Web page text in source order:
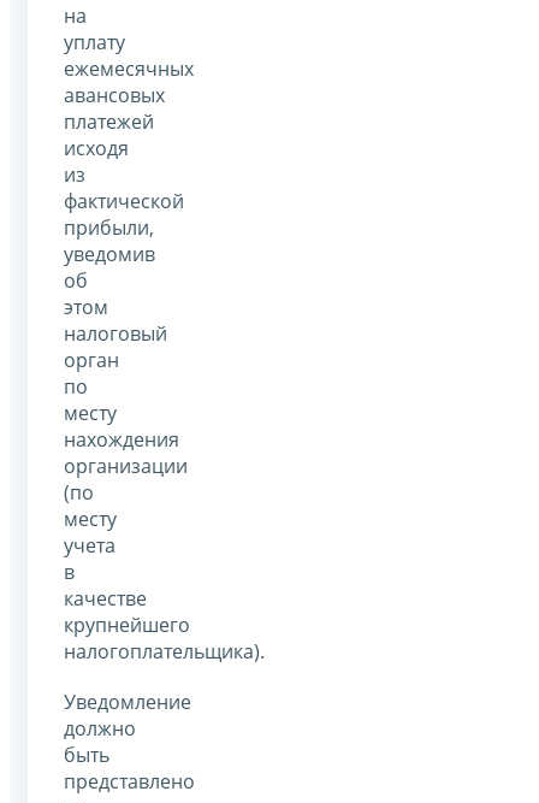
на
уплату
ежемесячных
авансовых
платежей
исходя
из
фактической
прибыли,
уведомив
об
этом
налоговый
орган
по
месту
нахождения
организации
(по
месту
учета
в
качестве
крупнейшего
налогоплательщика).
Уведомление
должно
быть
представлено